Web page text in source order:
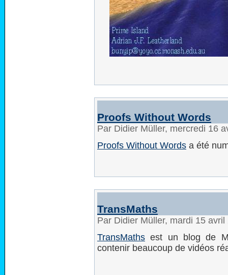
Proofs Without Words
Par Didier Müller, mercredi 16
Proofs Without Words a été
TransMaths
Par Didier Müller, mardi 15
TransMaths est un blog de
contenir beaucoup de vidéos